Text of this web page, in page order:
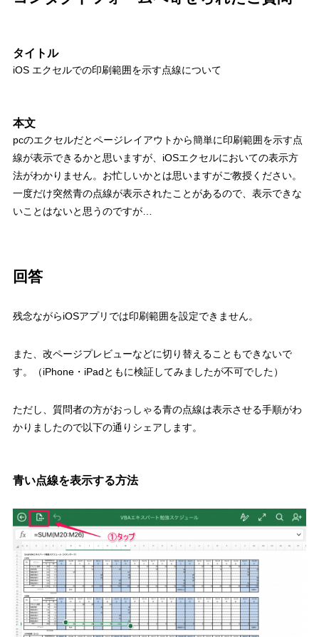
タイトル
iOS エクセルでの印刷範囲を示す点線について
本文
pcのエクセルだとページレイアウトから簡単に印刷範囲を示す点
線が表示できるかと思いますが、iOSエクセルにおいての表示方
法がわかりません。お忙しいかとは思いますがご教授ください。
一度だけ突然青の点線が表示されたことがあるので、表示できな
いことはないと思うのですが…
回答
残念ながらiOSアプリでは印刷範囲を設定できません。
また、改ページプレビューなどに切り替えることもできないで
す。（iPhone・iPadともに検証してみましたが不可でした）
ただし、質問者の方がおっしゃる青の点線は表示させる手順がわ
かりましたので以下の通りシェアします。
青い点線を表示する方法